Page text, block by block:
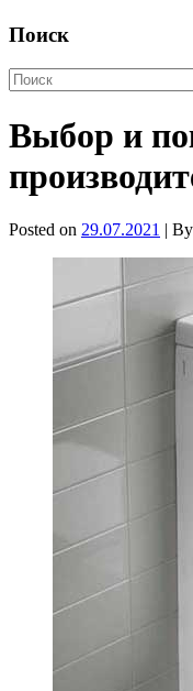
Поиск
Выбор и
Posted on 29.07.2021 | By